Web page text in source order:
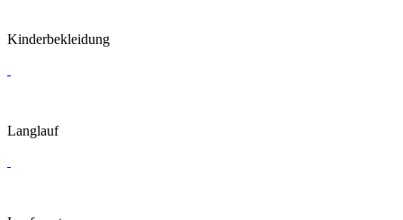
Kinderbekleidung
Langlauf